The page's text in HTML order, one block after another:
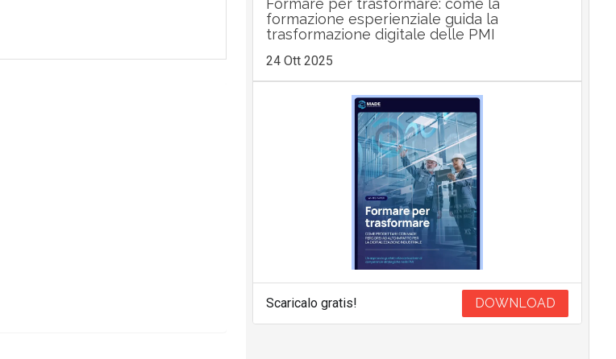
Formare per trasformare: come la
formazione esperienziale guida la
trasformazione digitale delle PMI
24 Ott 2025
Scaricalo gratis! DOWNLOAD